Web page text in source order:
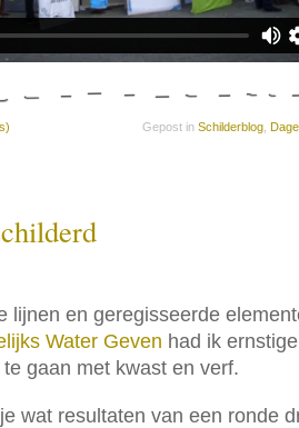
Gepost in Schilderblog,
lijnen en geregisseerde
Water Geven had ik
gaan met kwast en verf.
wat resultaten van een ronde